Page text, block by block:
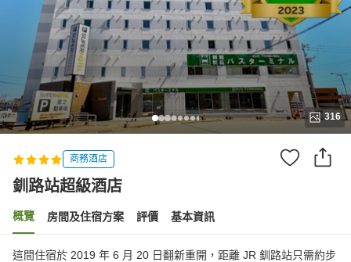
316
商務酒店
釧路站超級酒店
概覽 房間及住宿方案 評價 基本資訊
這間住宿於 2019 年 6 月 20 日翻新重開，距離 JR 釧路站只需約步